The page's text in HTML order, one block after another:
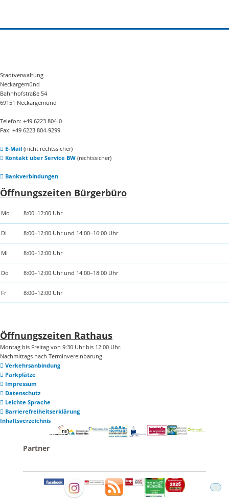
Stadtverwaltung
Neckargemünd
Bahnhofstraße 54
69151 Neckargemünd
Telefon: +49 6223 804-0
Fax: +49 6223 804-9299
E-Mail(nicht rechtssicher)
Kontakt über Service BW(rechtssicher)
Bankverbindungen
Öffnungszeiten Bürgerbüro
Mo 8:00–12:00 Uhr
Di 8:00–12:00 Uhr und 14:00–16:00 Uhr
Mi 8:00–12:00 Uhr
Do 8:00–12:00 Uhr und 14:00–18:00 Uhr
Fr 8:00–12:00 Uhr
Öffnungszeiten Rathaus
Montag bis Freitag von 9:30 Uhr bis 12:00 Uhr.
Nachmittags nach Terminvereinbarung.
Verkehrsanbindung
Parkplätze
Impressum
Datenschutz
Leichte Sprache
Barrierefreiheitserklärung
Inhaltsverzeichnis